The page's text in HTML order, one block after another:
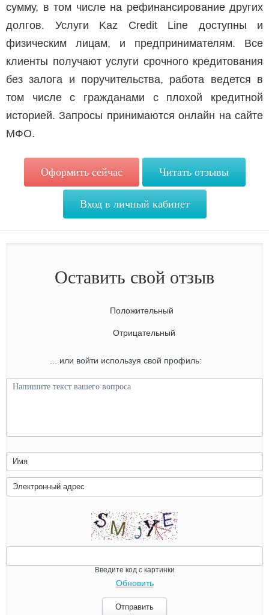
сумму, в том числе на рефинансирование других
долгов. Услуги Kaz Credit Line доступны и
физическим лицам, и предпринимателям. Все
клиенты получают услуги срочного кредитования
без залога и поручительства, работа ведется в
том числе с гражданами с плохой кредитной
историей. Запросы принимаются онлайн на сайте
МФО.
Оформить сейчас Читать отзывы
Вход в личный кабинет
Положительный
Отрицательный
Оставить свой отзыв
... или войти используя свой профиль:
Введите код с картинки
Обновить